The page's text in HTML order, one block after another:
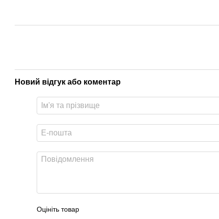
Новий відгук або коментар
Оцініть товар